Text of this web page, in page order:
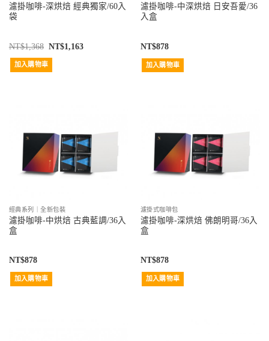
濾掛咖啡-深烘焙 經典獨家/60入
袋
NT$1,368 NT$1,163
加入購物車
濾掛咖啡-中深烘焙 日安吾愛/36
入盒
NT$878
加入購物車
經典系列｜全新包裝
濾掛咖啡-中烘焙 古典藍調/36入
盒
NT$878
加入購物車
濾掛式咖啡包
濾掛咖啡-深烘焙 佛朗明哥/36入
盒
NT$878
加入購物車